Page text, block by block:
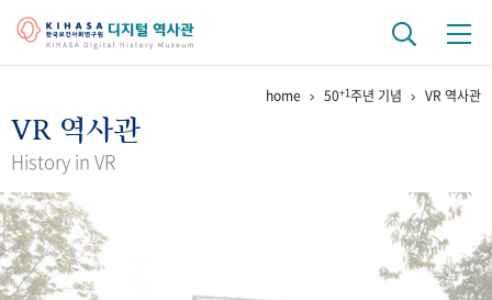
걸어온 길 기관 변천사
연구 역사
정책과 연구
간행물 변천사
home 50+1주년 기념 VR 역사관
VR 역사관
History in VR